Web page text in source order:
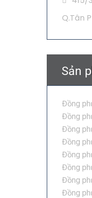
Q.Tân
Sản
Đồng
Đồng
Đồng
Đồng
Đồng
Đồng
Đồng
Đồng